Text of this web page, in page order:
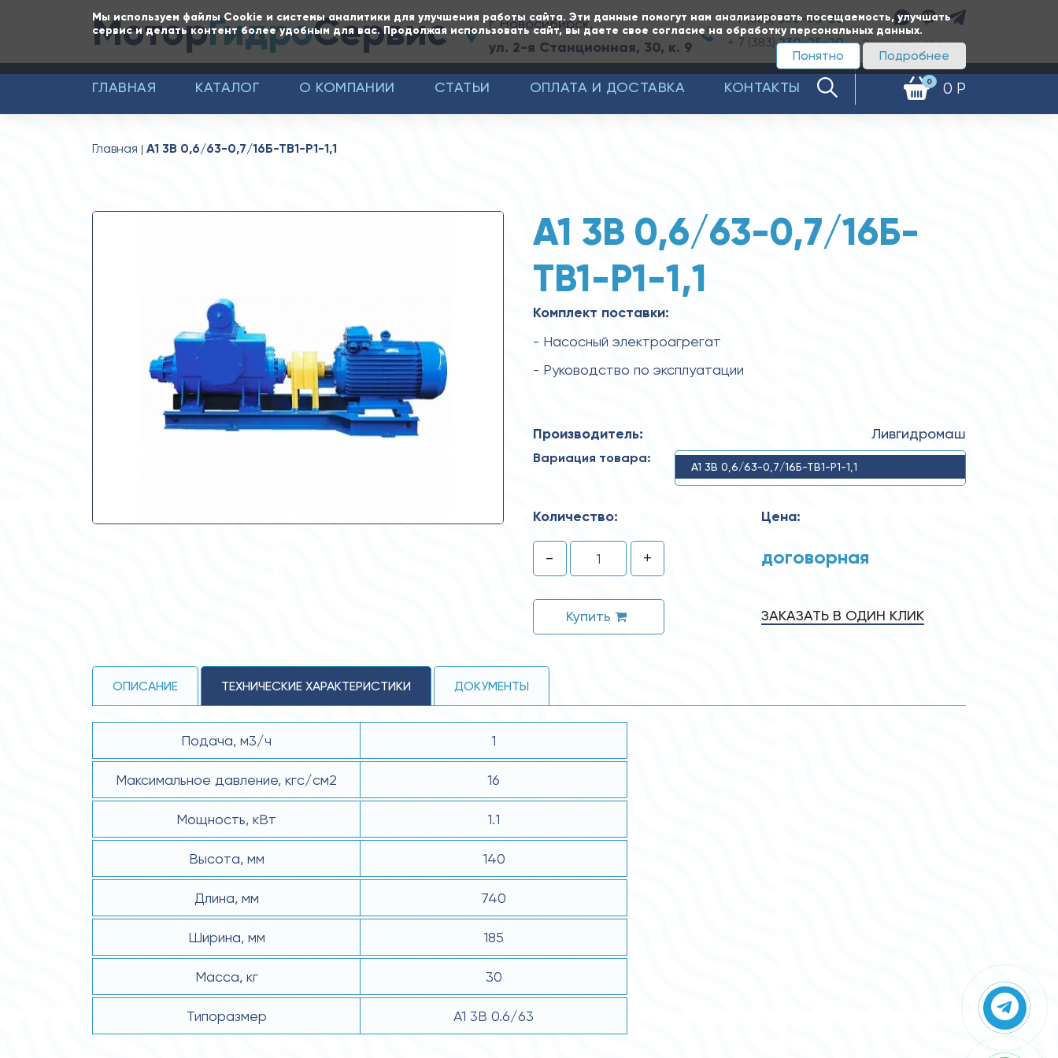
Мы используем файлы Cookie и системы аналитики для улучшения работы сайта. Эти данные помогут нам анализировать посещаемость, улучшать
сервис и делать контент более удобным для вас. Продолжая использовать сайт, вы даете свое согласие на обработку персональных данных.
Подробнее
Понятно
МоторГидроСервис г. Новосибирск,
ул. 2-я Станционная, 30, к. 9
+ 7 (383)350-65-20
+ 7 (383)230-25-20 Заказать звонок
0 0 Р
ГЛАВНАЯ КАТАЛОГ О КОМПАНИИ СТАТЬИ ОПЛАТА И ДОСТАВКА КОНТАКТЫ
Главная А1 3В 0,6/63-0,7/16Б-ТВ1-Р1-1,1
А1 3В 0,6/63-0,7/16Б-
ТВ1-Р1-1,1
Комплект поставки:
- Насосный электроагрегат
- Руководство по эксплуатации
Производитель: Ливгидромаш
Вариация товара:
А1 3В 0,6/63-0,7/16Б-ТВ1-Р1-1,1
Количество:
- +
Купить
Цена:
договорная
ЗАКАЗАТЬ В ОДИН КЛИК
ОПИСАНИЕ ТЕХНИЧЕСКИЕ ХАРАКТЕРИСТИКИ ДОКУМЕНТЫ
Подача, м3/ч 1
Максимальное давление, кгс/см2 16
Мощность, кВт 1.1
Высота, мм 140
Длина, мм 740
Ширина, мм 185
Масса, кг 30
Типоразмер А1 3В 0.6/63